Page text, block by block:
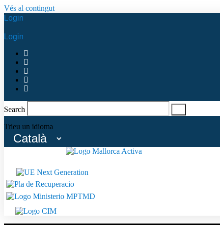
Vés al contingut
Login
Login
Search
Trieu un idioma